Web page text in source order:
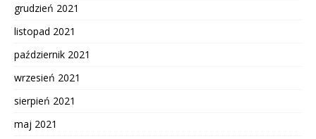
grudzień 2021
listopad 2021
październik 2021
wrzesień 2021
sierpień 2021
maj 2021